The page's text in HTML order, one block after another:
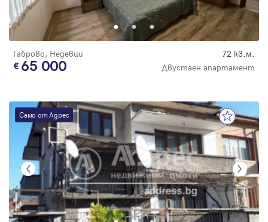
Габрово, Недевци 72 кв.м.
65 000 Двустаен апартамент
Само от Адрес
Парола
Забравена парола
Регистрация